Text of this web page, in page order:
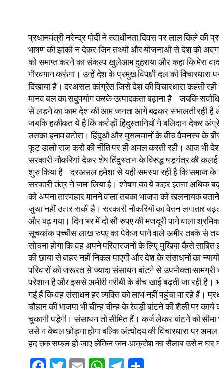
प्रधानमंत्री नरेन्द्र मोदी ने स्वाधीनता दिवस पर लाल किले
भाषण की झांकी न देकर जिन तथ्यों और योजनाओं से देश को अवगत
को समाप्त करने का संकल्प खुलेआम दुहराया और कहा कि मेरा
गौरवगान करूंगा। उन्हें देश के प्रमुख विपक्षी दल की
दिखाया है। दरअसल कांग्रेस जिसे देश की विचारधारा कहती
मानव बल का सदुपयोग करके उत्पादकता बढ़ाना है। जबकि
से लड़ने का काम देश की आम जनता आगे बढ़कर संभालती रही है
जबकि हकीकत ये है कि करोड़ों हिंदुस्तानियों ने बलिदान देकर
उसका इनाम बटोरा। हिंदुओं और मुसलमानों के बीच वैमनस्य के
फूट डालो राज करो की नीति पर ही अमल करती रही। आज भी
सरकारी नौकरियां देकर शेष हिंदुस्तान के विरुद्ध षड़यंत्र की
शुरु किया है। दरअसल हमेशा से यही समस्या रही है कि समाज
सरकारी तंत्र ने जमा लिया है। शोषण का ये कहर इतना अधिक
को अपना तारणहार मानने वाला तबका भाजपा को खलनायक
जुआ नहीं उतार सकी है। सरकारी नौकरियों का वेतन लगातार
और बढ़ गया। दिन भर में दो सौ रुपए की मजदूरी पाने वाला
सूचकांक पच्चीस लाख रुपए का पैकेज पाने वाले अमीर तबके से तय
सोचना होगा कि वह अपने परिवारजनों के लिए मुखिया कैसे
की छाया से बाहर नहीं निकल पाएगी और देश के संसाधनों का
परिवारों को जरूरत से ज्यादा संसाधन बांटने से उपभोक्ता
परेशान है और इससे अमीरी गरीबी के बीच खाई बढ़ती जा रही
गईं हैं कि वह संसाधन हर व्यक्ति को लाभ नहीं पहुंचा पा रहे हैं।
चौहान की भाजपा भी चीन्ह चीन्ह के रेवड़ी बांटने की शैली पर
चुकानी पड़ेगी। संसाधन तो सीमित हैं। कर्ज लेकर बांटने की
उसे न केवल छोड़ना होगा बल्कि अंत्योदय की विचारधारा पर
हद तक सफल हो जाए लेकिन जन आक्रोश का सैलाब उसे न घर